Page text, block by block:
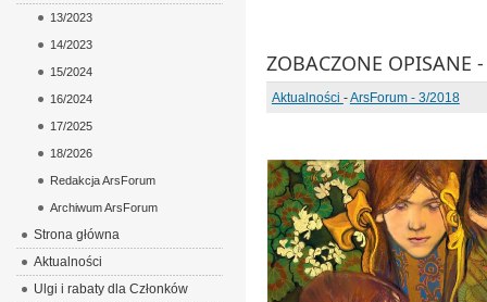
ZOBACZONE OPISANE
Aktualności -ArsForum - 3/2018
13/2023
14/2023
15/2024
16/2024
17/2025
18/2026
Redakcja ArsForum
Archiwum ArsForum
Strona główna
Aktualności
Ulgi i rabaty dla Członków